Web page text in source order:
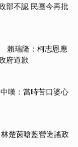
部不認 民團今再批
賴瑞隆：柯志恩應
府道歉
嘆：當時苦口婆心
楚茵嗆藍營造謠政